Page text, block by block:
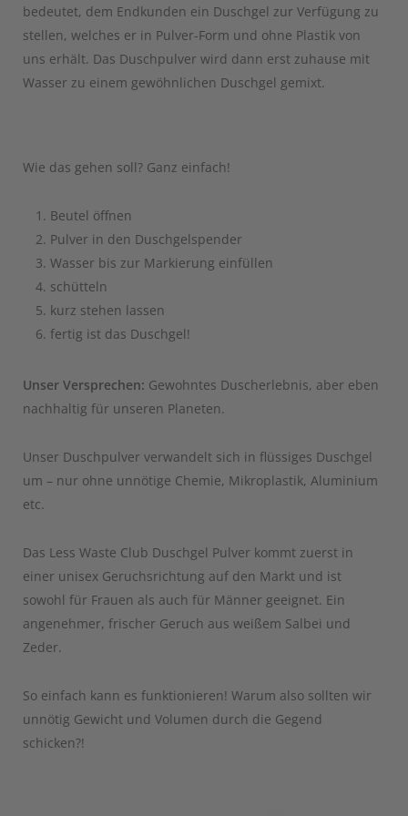
bedeutet, dem Endkunden ein Duschgel zur Verfügung zu
stellen, welches er in Pulver-Form und ohne Plastik von
uns erhält. Das Duschpulver wird dann erst zuhause mit
Wasser zu einem gewöhnlichen Duschgel gemixt.
Wie das gehen soll? Ganz einfach!
Beutel öffnen
Pulver in den Duschgelspender
Wasser bis zur Markierung einfüllen
schütteln
kurz stehen lassen
fertig ist das Duschgel!
Unser Versprechen: Gewohntes Duscherlebnis, aber eben
nachhaltig für unseren Planeten.
Unser Duschpulver verwandelt sich in flüssiges Duschgel
um – nur ohne unnötige Chemie, Mikroplastik, Aluminium
etc.
Das Less Waste Club Duschgel Pulver kommt zuerst in
einer unisex Geruchsrichtung auf den Markt und ist
sowohl für Frauen als auch für Männer geeignet. Ein
angenehmer, frischer Geruch aus weißem Salbei und
Zeder.
So einfach kann es funktionieren! Warum also sollten wir
unnötig Gewicht und Volumen durch die Gegend
schicken?!